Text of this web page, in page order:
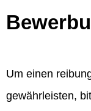
Um einen
gewährleisten,